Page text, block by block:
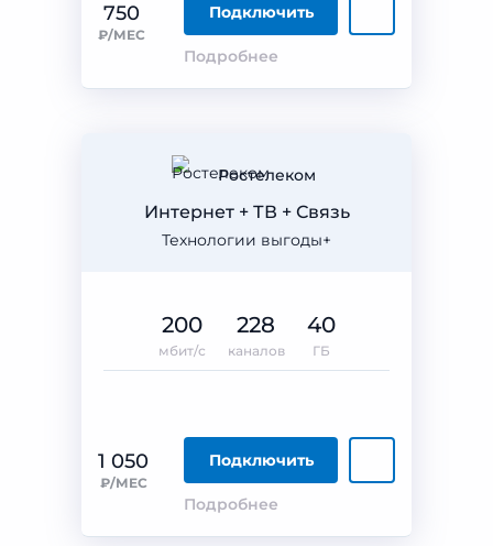
750
₽/МЕС
Подключить
Подробнее
Ростелеком
Технологии выгоды+
Интернет + ТВ + Связь
1 050
₽/МЕС
Подключить
Подробнее
200
мбит/с
228
каналов
40
ГБ